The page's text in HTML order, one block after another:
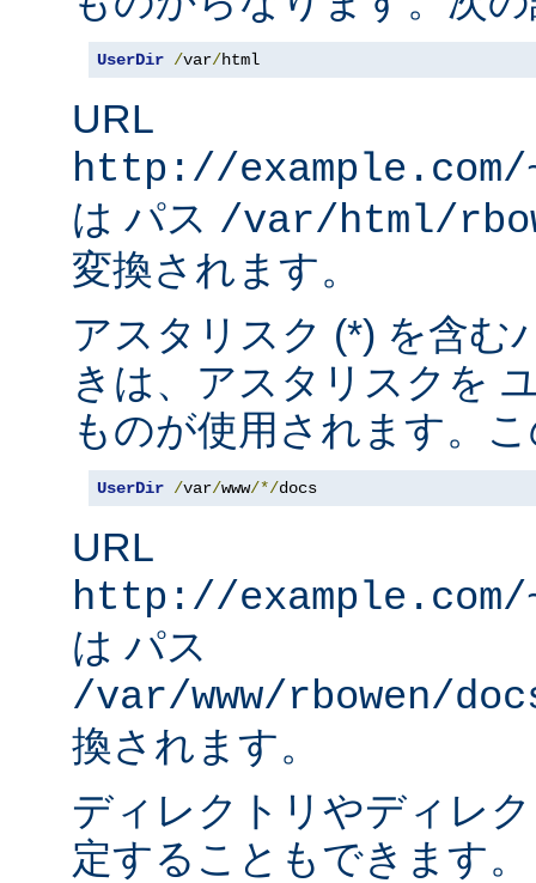
UserDir /var/html
URL
http://
は パス /var/html/
変換されます。
アスタリスク (*) を含む
きは、アスタリスクを
ものが使用されます。
UserDir /var/www/*/docs
URL
http://
は パス
/var/www/rbowen/
換されます。
ディレクトリやディレ
定することもできます。